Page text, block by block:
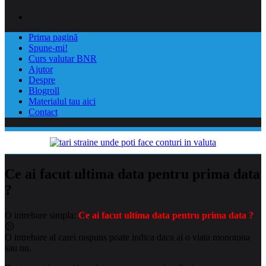
Prima pagină
Spune-mi!
Curs valutar BNR
Ajutor
Despre
Blogroll
Materialul tau aici
Contact
Ce ai facut ultima data pentru prima data
?
O intrebare simpla: Ce ai facut ultima data pentru prima data ?
😕
O intrebare al carei raspuns poate indica daca ai o viata monotona
sau nu.